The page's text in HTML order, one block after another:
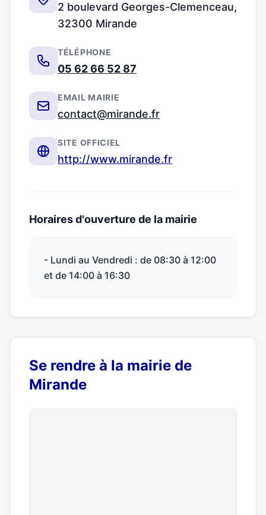
2 boulevard Georges-Clemenceau,
32300 Mirande
TÉLÉPHONE
05 62 66 52 87
EMAIL MAIRIE
contact@mirande.fr
SITE OFFICIEL
http://www.mirande.fr
Horaires d'ouverture de la mairie
- Lundi au Vendredi : de 08:30 à 12:00
et de 14:00 à 16:30
Se rendre à la mairie de
Mirande